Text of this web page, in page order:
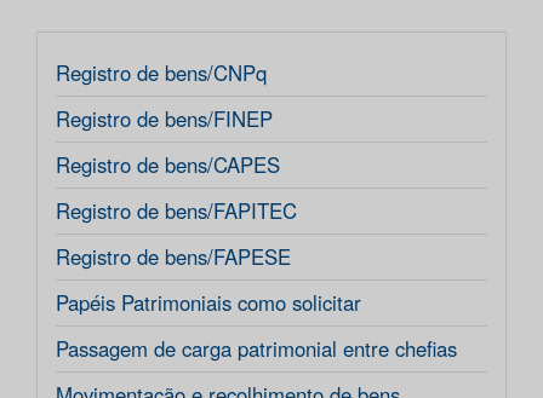
Registro de bens/CNPq
Registro de bens/FINEP
Registro de bens/CAPES
Registro de bens/FAPITEC
Registro de bens/FAPESE
Papéis Patrimoniais como solicitar
Passagem de carga patrimonial entre chefias